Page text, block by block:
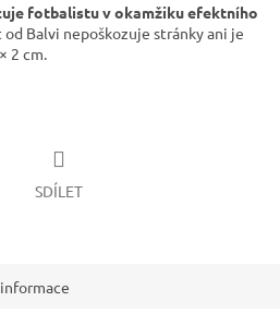
fotbalistu v okamžiku efektního
od Balvi nepoškozuje stránky ani je
2 cm.
SDÍLET